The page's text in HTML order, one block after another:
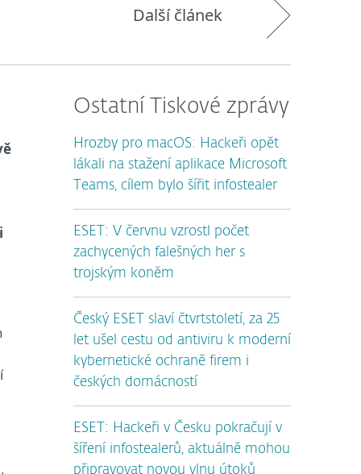
Další článek
Ostatní Tiskové zprávy
Hrozby pro macOS: Hackeři opět
lákali na stažení aplikace Microsoft
Teams, cílem bylo šířit infostealer
ESET: V červnu vzrostl počet
zachycených falešných her s
trojským koněm
Český ESET slaví čtvrtstoletí, za 25
let ušel cestu od antiviru k moderní
kybernetické ochraně firem i
českých domácností
ESET: Hackeři v Česku pokračují v
šíření infostealerů, aktuálně mohou
připravovat novou vlnu útoků